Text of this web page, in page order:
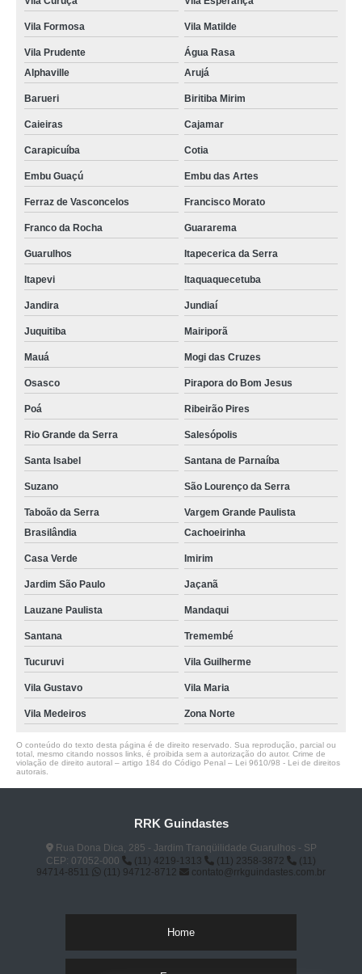
Vila Formosa Vila Matilde
Vila Prudente
Água Rasa
Alphaville
Arujá
Barueri Biritiba Mirim
Caieiras Cajamar
Carapicuíba Cotia
Embu Guaçú Embu das Artes
Ferraz de Vasconcelos Francisco Morato
Franco da Rocha Guararema
Guarulhos Itapecerica da Serra
Itapevi Itaquaquecetuba
Jandira Jundiaí
Juquitiba Mairiporã
Mauá Mogi das Cruzes
Osasco Pirapora do Bom Jesus
Poá Ribeirão Pires
Rio Grande da Serra Salesópolis
Santa Isabel Santana de Parnaíba
Suzano São Lourenço da Serra
Taboão da Serra
Vargem Grande Paulista
Brasilândia
Cachoeirinha
Casa Verde Imirim
Jardim São Paulo Jaçanã
Lauzane Paulista Mandaqui
Santana Tremembé
Tucuruvi Vila Guilherme
Vila Gustavo Vila Maria
Vila Medeiros Zona Norte
O conteúdo do texto desta página é de direito reservado. Sua reprodução, parcial ou
total, mesmo citando nossos links, é proibida sem a autorização do autor. Crime de
violação de direito autoral – artigo 184 do Código Penal – Lei 9610/98 - Lei de direitos
autorais.
RRK Guindastes
Rua Dona Dica, 285 - Jardim Tranqüilidade Guarulhos - SP
CEP: 07052-000
(11) 4219-1313 (11) 2358-3872
(11)
94714-8511
(11) 94712-8712 contato@rrkguindastes.com.br
Home